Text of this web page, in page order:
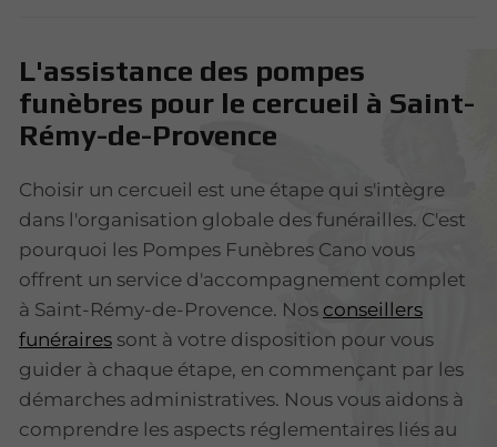
L'assistance des pompes
funèbres pour le cercueil à Saint-
Rémy-de-Provence
Choisir un cercueil est une étape qui s'intègre
dans l'organisation globale des funérailles. C'est
pourquoi les Pompes Funèbres Cano vous
offrent un service d'accompagnement complet
à Saint-Rémy-de-Provence. Nos conseillers
funéraires sont à votre disposition pour vous
guider à chaque étape, en commençant par les
démarches administratives. Nous vous aidons à
comprendre les aspects réglementaires liés au